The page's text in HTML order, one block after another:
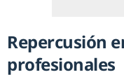
Repercusión
profesionales